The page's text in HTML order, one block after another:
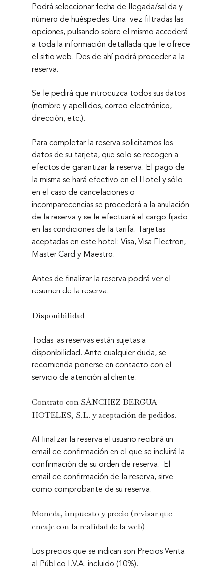
Podrá seleccionar fecha de llegada/salida y
número de huéspedes. Una vez filtradas las
opciones, pulsando sobre el mismo accederá
a toda la información detallada que le ofrece
el sitio web. Des de ahí podrá proceder a la
reserva.
Se le pedirá que introduzca todos sus datos
(nombre y apellidos, correo electrónico,
dirección, etc.).
Para completar la reserva solicitamos los
datos de su tarjeta, que solo se recogen a
efectos de garantizar la reserva. El pago de
la misma se hará efectivo en el Hotel y sólo
en el caso de cancelaciones o
incomparecencias se procederá a la anulación
de la reserva y se le efectuará el cargo fijado
en las condiciones de la tarifa. Tarjetas
aceptadas en este hotel: Visa, Visa Electron,
Master Card y Maestro.
Antes de finalizar la reserva podrá ver el
resumen de la reserva.
Disponibilidad
Todas las reservas están sujetas a
disponibilidad. Ante cualquier duda, se
recomienda ponerse en contacto con el
servicio de atención al cliente.
Contrato con SÁNCHEZ BERGUA
HOTELES, S.L. y aceptación de pedidos.
Al finalizar la reserva el usuario recibirá un
email de confirmación en el que se incluirá la
confirmación de su orden de reserva. El
email de confirmación de la reserva, sirve
como comprobante de su reserva.
Moneda, impuesto y precio (revisar que
encaje con la realidad de la web)
Los precios que se indican son Precios Venta
al Público I.V.A. incluido (10%).